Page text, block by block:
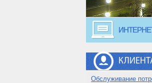
Обслуживание